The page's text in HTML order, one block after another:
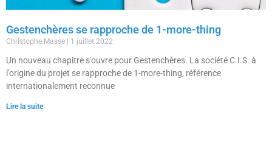
Gestenchères se rapproche de 1-more-thing
Christophe Masse 1 juillet 2022
Un nouveau chapitre s’ouvre pour Gestenchères. La société C.I.S. à
l’origine du projet se rapproche de 1-more-thing, référence
internationalement reconnue
Lire la suite